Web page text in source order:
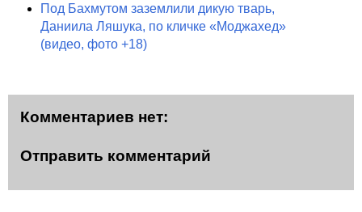
Под Бахмутом заземлили дикую тварь,
Даниила Ляшука, по кличке «Моджахед»
(видео, фото +18)
Комментариев нет:
Отправить комментарий